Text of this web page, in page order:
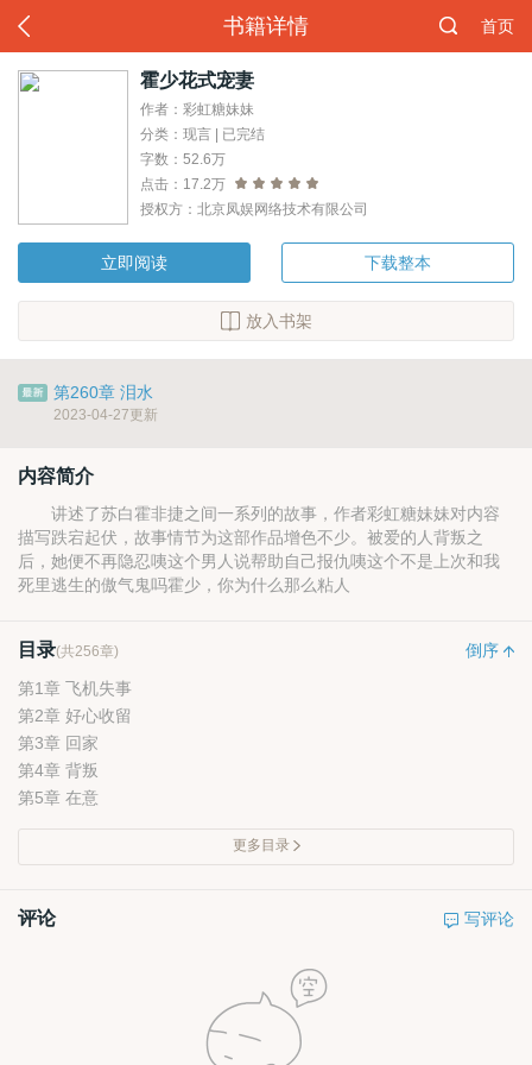
书籍详情 首页
霍少花式宠妻
作者：彩虹糖妹妹
分类：现言 | 已完结
字数：52.6万
点击：17.2万
授权方：北京凤娱网络技术有限公司
立即阅读 下载整本
放入书架
第260章 泪水
2023-04-27更新
内容简介
讲述了苏白霍非捷之间一系列的故事，作者彩虹糖妹妹对内容
描写跌宕起伏，故事情节为这部作品增色不少。被爱的人背叛之
后，她便不再隐忍咦这个男人说帮助自己报仇咦这个不是上次和我
死里逃生的傲气鬼吗霍少，你为什么那么粘人
目录(共256章)
倒序
第1章 飞机失事
第2章 好心收留
第3章 回家
第4章 背叛
第5章 在意
更多目录
评论 写评论